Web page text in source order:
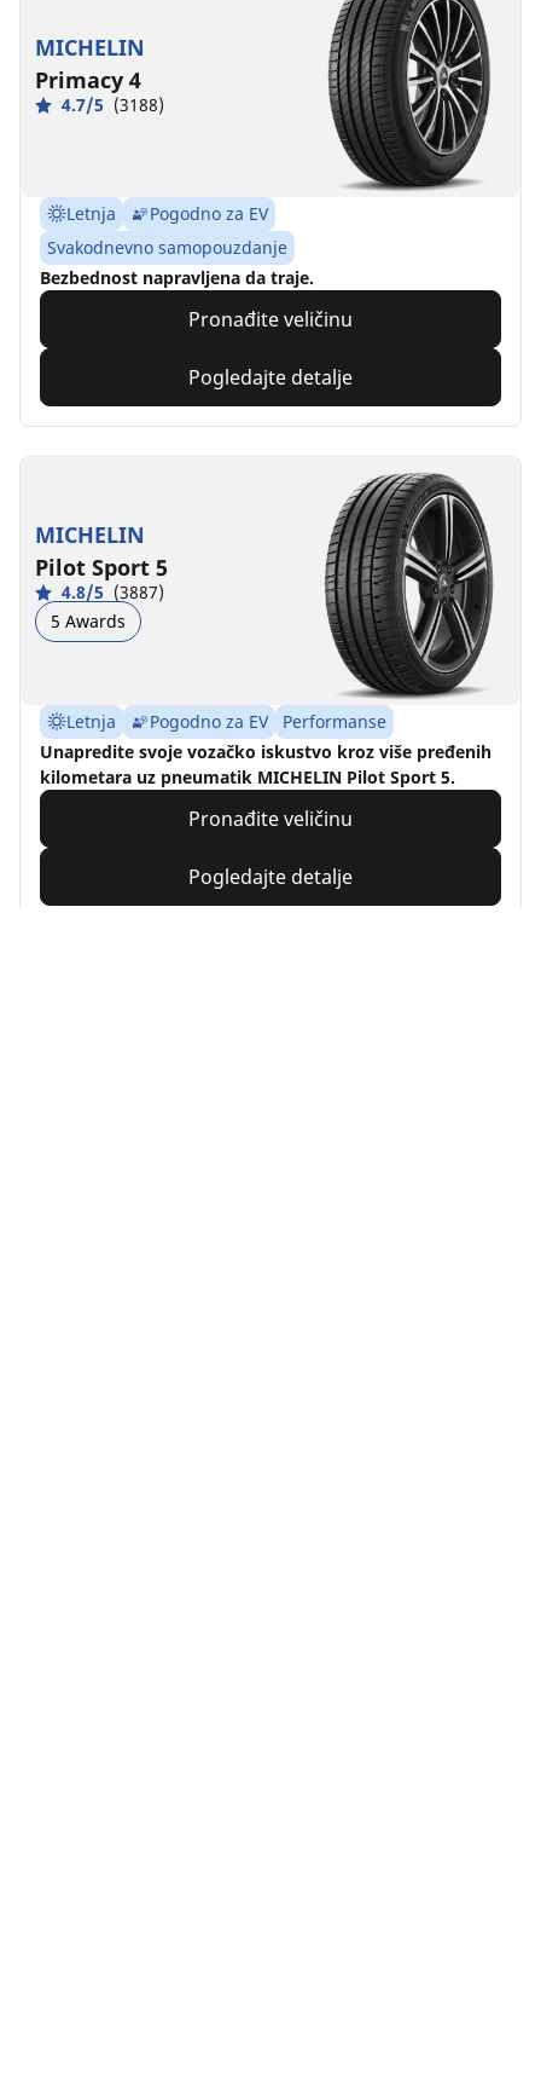
MICHELIN
Primacy 4
4.7/5 (3188)
Letnja
Pogodno za EV
Svakodnevno samopouzdanje
Bezbednost napravljena da traje.
Pronađite veličinu
Pogledajte detalje
MICHELIN
Pilot Sport 5
4.8/5 (3887)
5 Awards
Letnja Pogodno za EV
Performanse
Unapredite svoje vozačko iskustvo kroz više pređenih
kilometara uz pneumatik MICHELIN Pilot Sport 5.
Pronađite veličinu
Pogledajte detalje